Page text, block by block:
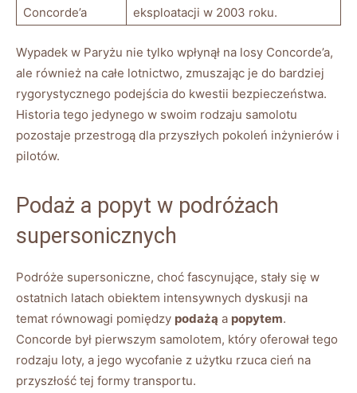
Concorde’a
eksploatacji w 2003 ⁤roku.
Wypadek w Paryżu nie tylko⁣ wpłynął na losy Concorde’a,
‍ale również na całe lotnictwo, zmuszając je do bardziej ​
rygorystycznego ‌podejścia ⁢do kwestii bezpieczeństwa.
Historia tego jedynego w ‌swoim ⁣rodzaju samolotu‍
pozostaje przestrogą ‌dla przyszłych pokoleń inżynierów‌ i
pilotów.
Podaż a popyt w ⁤podróżach‍
supersonicznych
Podróże supersoniczne, choć fascynujące, stały się w
ostatnich latach⁤ obiektem⁤ intensywnych dyskusji na
temat równowagi​ pomiędzy podażą a popytem.
Concorde był pierwszym samolotem, który oferował tego
rodzaju loty, ​a jego wycofanie ‌z użytku rzuca cień na
przyszłość tej​ formy ‌transportu.